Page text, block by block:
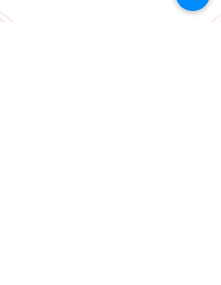
questo libro. che contiene più di